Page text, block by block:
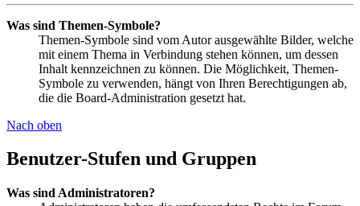
Was sind Themen-Symbole?
Themen-Symbole sind vom Autor ausgewählte Bilder, welche
mit einem Thema in Verbindung stehen können, um dessen
Inhalt kennzeichnen zu können. Die Möglichkeit, Themen-
Symbole zu verwenden, hängt von Ihren Berechtigungen ab,
die die Board-Administration gesetzt hat.
Nach oben
Benutzer-Stufen und Gruppen
Was sind Administratoren?